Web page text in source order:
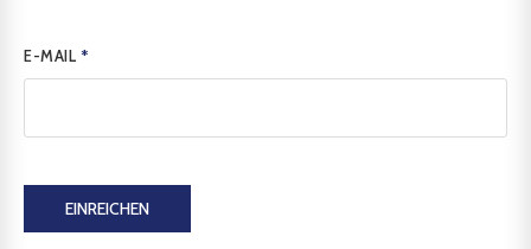
E-MAIL *
EINREICHEN